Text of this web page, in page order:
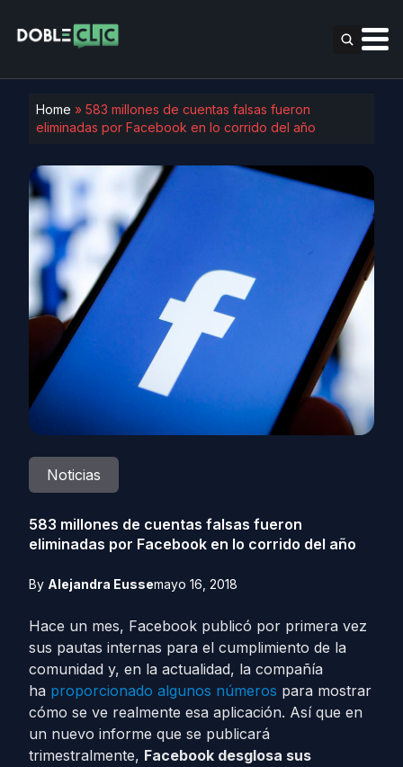
Home » 583 millones de cuentas falsas fueron
eliminadas por Facebook en lo corrido del año
Noticias
583 millones de cuentas falsas fueron
eliminadas por Facebook en lo corrido del año
By Alejandra Eussemayo 16, 2018
Hace un mes, Facebook publicó por primera vez
sus pautas internas para el cumplimiento de la
comunidad y, en la actualidad, la compañía
ha proporcionado algunos números para mostrar
cómo se ve realmente esa aplicación. Así que en
un nuevo informe que se publicará
trimestralmente, Facebook desglosa sus